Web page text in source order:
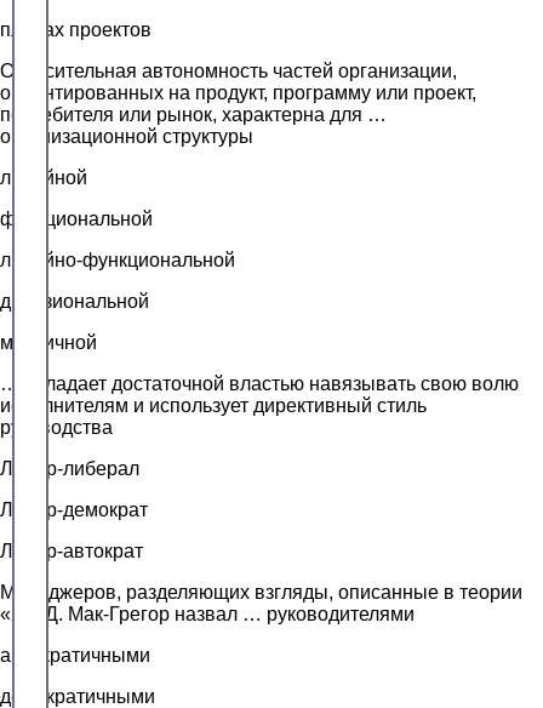
планах проектов
Относительная автономность частей организации,
ориентированных на продукт, программу или проект,
потребителя или рынок, характерна для …
организационной структуры
линейной
функциональной
линейно-функциональной
дивизиональной
матричной
… обладает достаточной властью навязывать свою волю
исполнителям и использует директивный стиль
руководства
Лидер-либерал
Лидер-демократ
Лидер-автократ
Менеджеров, разделяющих взгляды, описанные в теории
«Х», Д. Мак-Грегор назвал … руководителями
автократичными
демократичными